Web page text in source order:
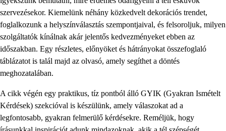
szervezésekor. Kiemelünk néhány közkedvelt dekorációs trendet,
foglalkozunk a helyszínválasztás szempontjaival, és felsoroljuk, milyen
szolgáltatók kínálnak akár jelentős kedvezményeket ebben az
időszakban. Egy részletes, előnyöket és hátrányokat összefoglaló
táblázatot is talál majd az olvasó, amely segíthet a döntés
meghozatalában.
A cikk végén egy praktikus, tíz pontból álló GYIK (Gyakran Ismételt
Kérdések) szekcióval is készülünk, amely válaszokat ad a
legfontosabb, gyakran felmerülő kérdésekre. Reméljük, hogy